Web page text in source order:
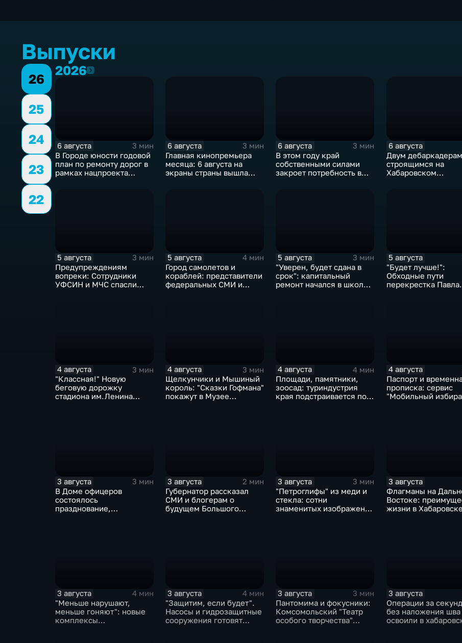
Выпуски
26
25
24
23
22
20262026
6 августа
3 мин
В Городе юности годовой
план по ремонту дорог в
рамках нацпроекта
6 августа
3 мин
Главная кинопремьера
месяца: 6 августа на
экраны страны вышла
6 августа
3 мин
В этом году край
собственными силами
закроет потребность в
6 августа
Двум
строящимся на
Хабаровском
5 августа
3 мин
Предупреждениям
вопреки: Сотрудники
УФСИН и МЧС спасли
5 августа
4 мин
Город самолетов и
кораблей: представители
федеральных СМИ и
5 августа
3 мин
"Уверен, будет сдана в
срок": капитальный
ремонт начался в школе
5 августа
"Будет лучше!":
Обходные пути
перекрестка Павла
4 августа
3 мин
"Классная!" Новую
беговую дорожку
стадиона им.Ленина
4 августа
3 мин
Щелкунчики и Мышиный
король: "Сказки Гофмана"
покажут в Музее
4 августа
4 мин
Площади, памятники,
зоосад: туриндустрия
края подстраивается под
4 августа
Паспорт и
прописка: сервис
"Мобильный
3 августа
3 мин
В Доме офицеров
состоялось
празднование,
3 августа
2 мин
Губернатор рассказал
СМИ и блогерам о
будущем Большого
3 августа
3 мин
"Петроглифы" из меди и
стекла: сотни
знаменитых изображений
3 августа
Флагманы на
Востоке:
жизни в Хабаровске
3 августа
4 мин
"Меньше нарушают,
меньше гоняют": новые
комплексы
3 августа
4 мин
"Защитим, если будет".
Насосы и гидрозащитные
сооружения готовят
3 августа
3 мин
Пантомима и фокусники:
Комсомольский "Театр
особого творчества"
3 августа
Операции за
без наложения шва
освоили в